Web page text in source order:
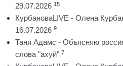
29.07.2026 15
КурбановаLIVE - Олена
16.07.2026 9
Таня Адамс - Объясняю
слова "ахуй" 7